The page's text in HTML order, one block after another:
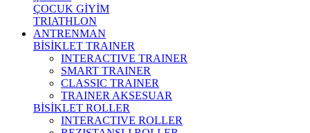
ÇOCUK GİYİM
TRIATHLON
ANTRENMAN
BİSİKLET TRAINER
INTERACTIVE TRAINER
SMART TRAINER
CLASSIC TRAINER
TRAINER AKSESUAR
BİSİKLET ROLLER
INTERACTIVE ROLLER